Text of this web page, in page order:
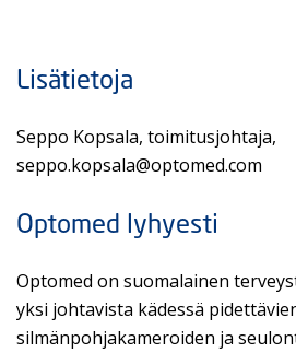
Lisätietoja
Seppo Kopsala, toimitusjohtaja,
seppo.kopsala@optomed.com
Optomed lyhyesti
Optomed on suomalainen
yksi johtavista kädessä
silmänpohjakameroiden ja